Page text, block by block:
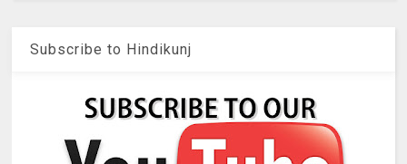
Subscribe to Hindikunj